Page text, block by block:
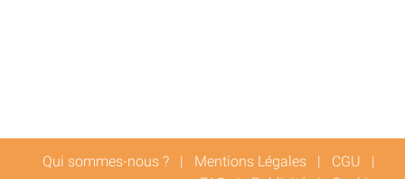
Qui sommes-nous ? | Mentions Légales | CGU |